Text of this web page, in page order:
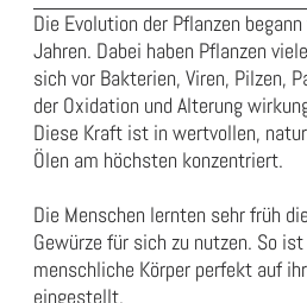
Die Evolution der Pflanzen
Jahren. Dabei haben Pflanzen
sich vor Bakterien, Viren, Pilzen,
der Oxidation und Alterung
Diese Kraft ist in wertvollen,
Ölen am höchsten konzentriert.
Die Menschen lernten sehr früh
Gewürze für sich zu nutzen. So
menschliche Körper perfekt auf
eingestellt.